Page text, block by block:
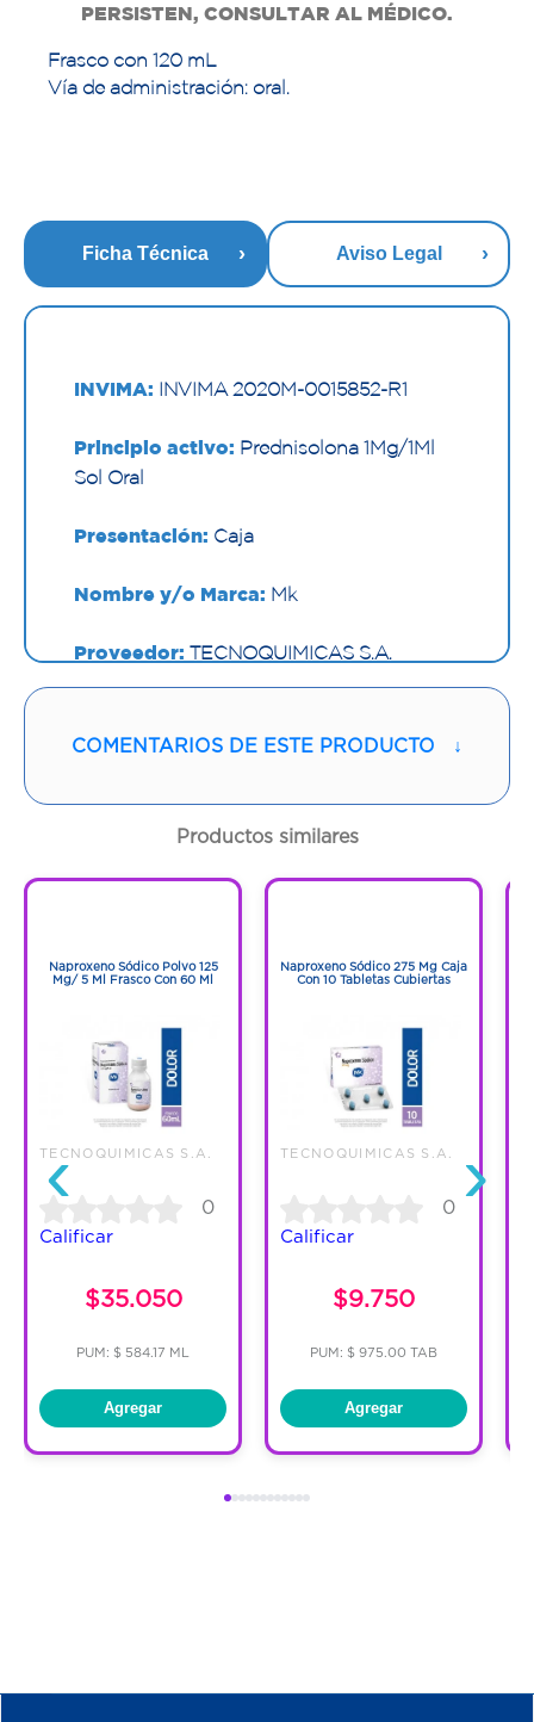
PERSISTEN, CONSULTAR AL MÉDICO.
Frasco con 120 mL
Vía de administración: oral.
Ficha Técnica Aviso Legal
INVIMA: INVIMA 2020M-0015852-R1
Principio activo: Prednisolona 1Mg/1Ml
Sol Oral
Presentación: Caja
Nombre y/o Marca: Mk
Proveedor: TECNOQUIMICAS S.A.
Contenido:120 Ml
Cantidad:1 Frasco
COMENTARIOS DE ESTE PRODUCTO ↓
Productos similares
‹
Naproxeno Sódico Polvo 125
Mg/ 5 Ml Frasco Con 60 Ml
TECNOQUIMICAS S.A.
0
Calificar
$35.050
PUM: $ 584.17 ML
Agregar
Naproxeno Sódico 275 Mg Caja
Con 10 Tabletas Cubiertas
TECNOQUIMICAS S.A.
0
Calificar
$9.750
PUM: $ 975.00 TAB
Agregar
›